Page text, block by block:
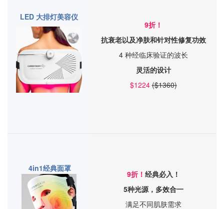
LED 大排灯美容仪
9折！
抗衰老以及净肤和针对性修复功效
4 种经临床验证的波长
灵活的设计
$1224 ($1360)
4in1经典面罩
9折！ 经典必入！
5种光源，多效合一
满足不同肌肤需求